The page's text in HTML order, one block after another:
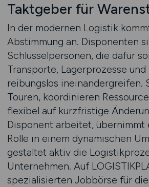
Taktgeber für
In der modernen Logistik
Abstimmung an. Disponenten
Schlüsselpersonen, die dafür
Transporte, Lagerprozesse
reibungslos ineinandergreifen.
Touren, koordinieren
flexibel auf kurzfristige
Disponent arbeitet, übernimmt
Rolle in einem dynamischen
gestaltet aktiv die
Unternehmen. Auf
spezialisierten Jobbörse für die